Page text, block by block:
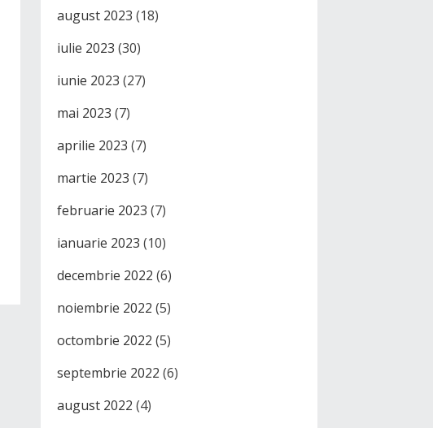
august 2023 (18)
iulie 2023 (30)
iunie 2023 (27)
mai 2023 (7)
aprilie 2023 (7)
martie 2023 (7)
februarie 2023 (7)
ianuarie 2023 (10)
decembrie 2022 (6)
noiembrie 2022 (5)
octombrie 2022 (5)
septembrie 2022 (6)
august 2022 (4)